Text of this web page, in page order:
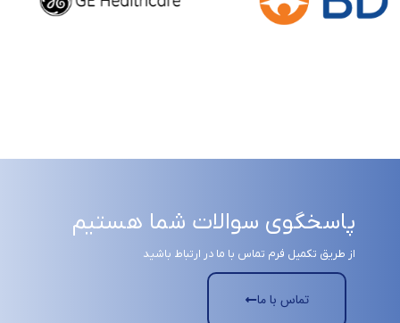
پاسخگوی سوالات شما هستیم
از طریق تکمیل فرم تماس با ما در ارتباط باشید
تماس با ما